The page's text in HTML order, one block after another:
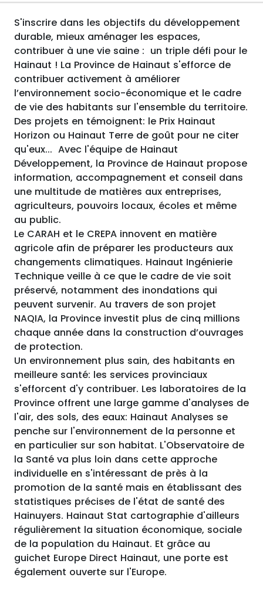
S'inscrire dans les objectifs du développement
durable, mieux aménager les espaces,
contribuer à une vie saine : un triple défi pour le
Hainaut ! La Province de Hainaut s'efforce de
contribuer activement à améliorer
l’environnement socio-économique et le cadre
de vie des habitants sur l'ensemble du territoire.
Des projets en témoignent: le Prix Hainaut
Horizon ou Hainaut Terre de goût pour ne citer
qu'eux... Avec l'équipe de Hainaut
Développement, la Province de Hainaut propose
information, accompagnement et conseil dans
une multitude de matières aux entreprises,
agriculteurs, pouvoirs locaux, écoles et même
au public.
Le CARAH et le CREPA innovent en matière
agricole afin de préparer les producteurs aux
changements climatiques. Hainaut Ingénierie
Technique veille à ce que le cadre de vie soit
préservé, notamment des inondations qui
peuvent survenir. Au travers de son projet
NAQIA, la Province investit plus de cinq millions
chaque année dans la construction d’ouvrages
de protection.
Un environnement plus sain, des habitants en
meilleure santé: les services provinciaux
s'efforcent d'y contribuer. Les laboratoires de la
Province offrent une large gamme d'analyses de
l'air, des sols, des eaux: Hainaut Analyses se
penche sur l'environnement de la personne et
en particulier sur son habitat. L'Observatoire de
la Santé va plus loin dans cette approche
individuelle en s'intéressant de près à la
promotion de la santé mais en établissant des
statistiques précises de l'état de santé des
Hainuyers. Hainaut Stat cartographie d'ailleurs
régulièrement la situation économique, sociale
de la population du Hainaut. Et grâce au
guichet Europe Direct Hainaut, une porte est
également ouverte sur l'Europe.